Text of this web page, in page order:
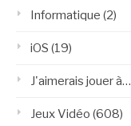
Informatique (2)
iOS (19)
J'aimerais jouer à…
Jeux Vidéo (608)